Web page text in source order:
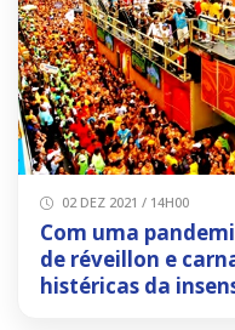
02 DEZ 2021 / 14H00
Com uma
de réveillon e
histéricas da